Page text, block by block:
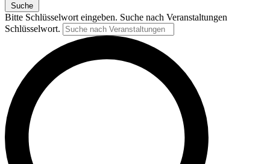
Suche
Bitte Schlüsselwort eingeben. Suche nach Veranstaltungen
Schlüsselwort.